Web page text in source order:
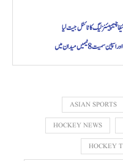
لیگ کا ٹائٹل جیت لیا
8 ٹیمیں میدان میں
ASIAN SPORTS
HOCKEY NEWS
HOCKEY